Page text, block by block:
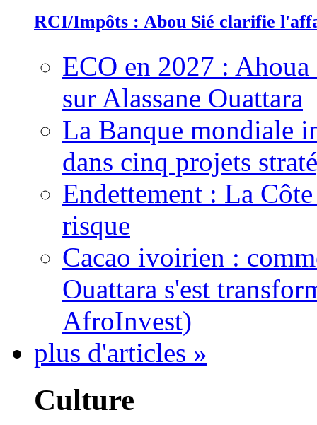
RCI/Impôts : Abou Sié clarifie
ECO en 2027 :
sur Alassane Ouattara
La Banque mondiale
dans cinq projets
Endettement : La
risque
Cacao ivoirien :
Ouattara s'est
AfroInvest)
plus d'articles »
Culture